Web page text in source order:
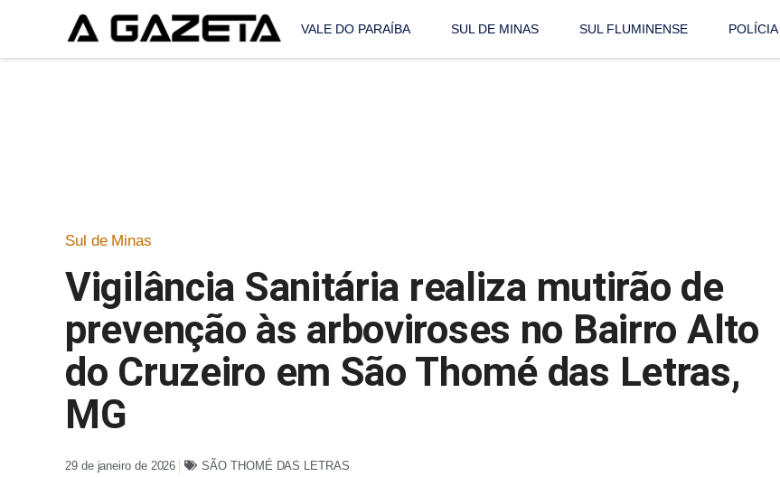
VALE DO PARAÍBA SUL DE MINAS SUL FLUMINENSE POLÍCIA
Sul de Minas
Vigilância Sanitária realiza mutirão de
prevenção às arboviroses no Bairro Alto
do Cruzeiro em São Thomé das Letras,
MG
29 de janeiro de 2026 SÃO THOMÉ DAS LETRAS